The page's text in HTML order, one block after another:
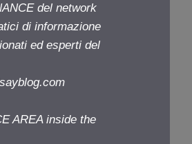
del network
di informazione
ed esperti del
AREA inside the